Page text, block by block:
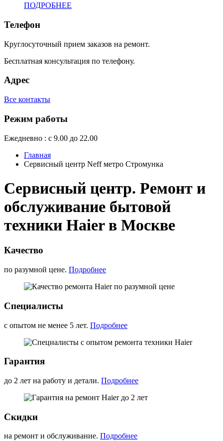
ПОДРОБНЕЕ
Телефон
Круглосуточный прием заказов на ремонт.
Бесплатная консультация по телефону.
Адрес
Все контакты
Режим работы
Ежедневно : с 9.00 до 22.00
Главная
Сервисный центр Neff метро Стромунка
Сервисный центр. Ремонт и
обслуживание бытовой
техники Haier в Москве
Качество
по разумной цене. Подробнее
Специалисты
с опытом не менее 5 лет. Подробнее
Гарантия
до 2 лет на работу и детали. Подробнее
Скидки
на ремонт и обслуживание. Подробнее